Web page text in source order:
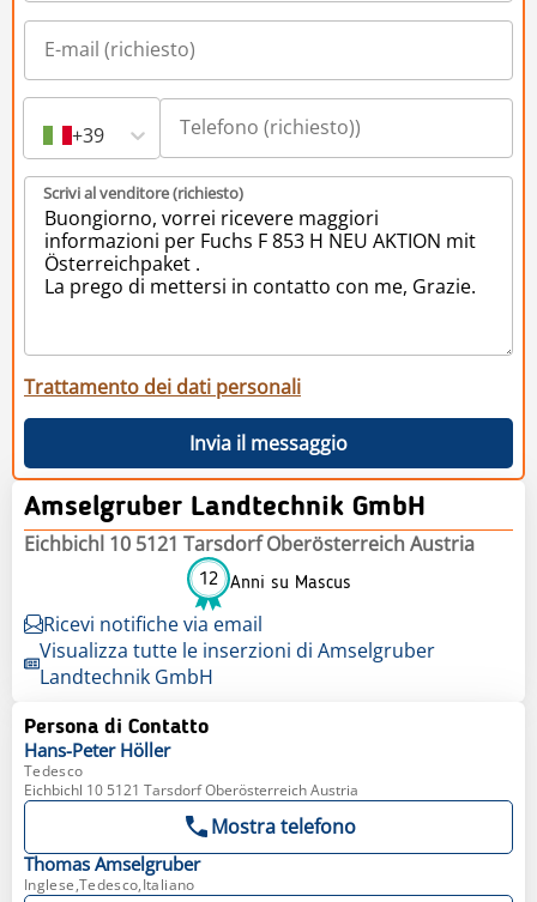
+39
Scrivi al venditore (richiesto)
Trattamento dei dati personali
Invia il messaggio
Amselgruber Landtechnik GmbH
Eichbichl 10 5121 Tarsdorf Oberösterreich Austria
12 Anni su Mascus
Ricevi notifiche via email
Visualizza tutte le inserzioni di Amselgruber
Landtechnik GmbH
Persona di Contatto
Hans-Peter Höller
Tedesco
Eichbichl 10 5121 Tarsdorf Oberösterreich Austria
Mostra telefono
Thomas Amselgruber
Inglese,Tedesco,Italiano